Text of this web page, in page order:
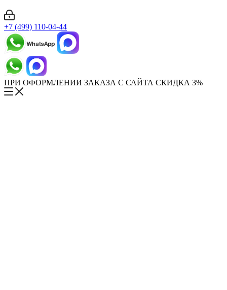
+7 (499) 110-04-44
ПРИ ОФОРМЛЕНИИ ЗАКАЗА С САЙТА СКИДКА 3%